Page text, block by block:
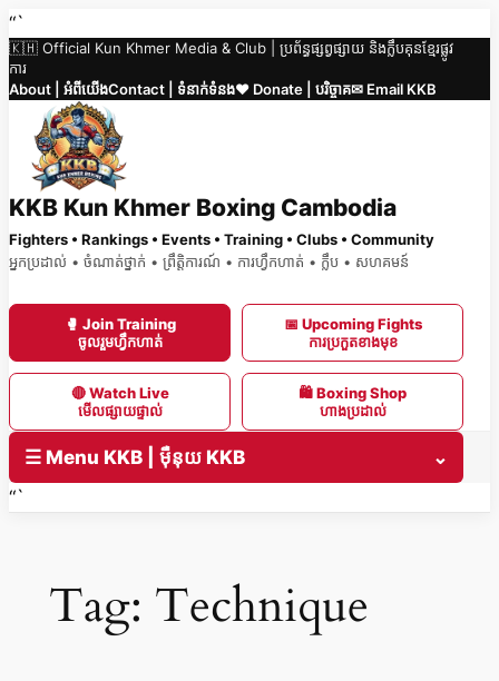
Skip
to
content
“`
🇰🇭 Official Kun Khmer Media & Club | ប្រព័ន្ធផ្សព្វផ្សាយ និងក្លឹបគុនខ្មែរផ្លូវ
ការ
About | អំពីយើងContact | ទំនាក់ទំនង❤️ Donate | បរិច្ចាគ✉ Email KKB
KKB Kun Khmer Boxing Cambodia
Fighters • Rankings • Events • Training • Clubs • Community
អ្នកប្រដាល់ • ចំណាត់ថ្នាក់ • ព្រឹត្តិការណ៍ • ការហ្វឹកហាត់ • ក្លឹប • សហគមន៍
🥊 Join Training
ចូលរួមហ្វឹកហាត់
📅 Upcoming Fights
ការប្រកួតខាងមុខ
🔴 Watch Live
មើលផ្សាយផ្ទាល់
🛍 Boxing Shop
ហាងប្រដាល់
☰ Menu KKB | ម៉ឺនុយ KKB
⌄
“`
Tag: Technique